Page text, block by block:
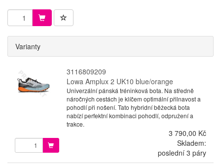
Varianty
3116809209
Lowa Amplux 2 UK10 blue/orange
Univerzální pánská tréninková bota. Na středně
náročných cestách je klíčem optimální přilnavost a
pohodlí při nošení. Tato hybridní běžecká bota
nabízí perfektní kombinaci pohodlí, odpružení a
trakce.
3 790,00 Kč
Skladem:
poslední 3 páry